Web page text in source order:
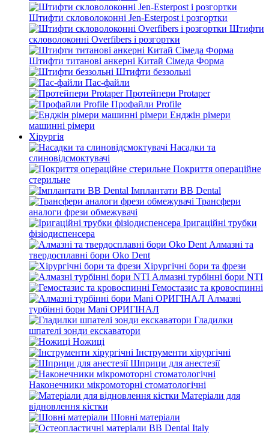
Штифти скловолоконні Jen-Esterpost і розгортки
Штифти
скловолоконні Overfibers і розгортки
Штифти титанові анкерні Китай Сімеда Форма
Штифти беззольні
Пас-файли
Протейпери Protaper
Профайли Profile
Енджін рімери
машинні рімери
Хірургія
Насадки та
слиновідсмоктувачі
Покриття операційне
стерильне
Імплантати BB Dental
Трансфери
аналоги фрези обмежувачі
Іригаційні трубки
фізіодиспенсера
Алмазні та
твердосплавні бори Oko Dent
Хірургічні бори та фрези
Алмазні турбінні бори NTI
Гемостазис та кровоспинні
Алмазні
турбінні бори Mani ОРИГІНАЛ
Гладилки
шпателі зонди екскаватори
Ножиці
Інструменти хірургічні
Шприци для анестезії
Наконечники мікромоторні стоматологічні
Матеріали для
відновлення кістки
Шовні матеріали